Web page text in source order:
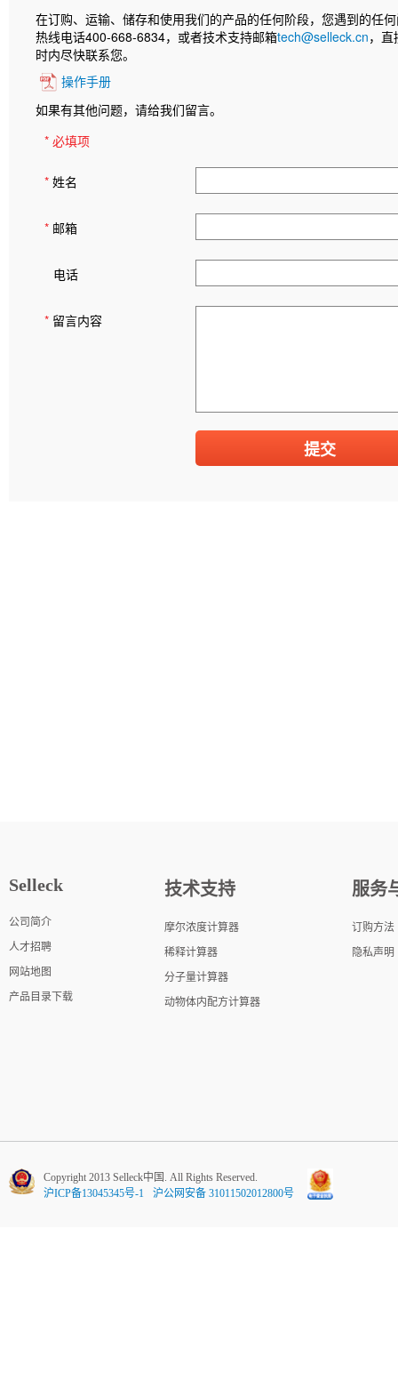
在订购、运输、储存和使用我们的产品的任何阶段，您遇到的任
热线电话400-668-6834，或者技术支持邮箱tech@selleck.cn，
时内尽快联系您。
操作手册
如果有其他问题，请给我们留言。
* 必填项
* 姓名
* 邮箱
电话
* 留言内容
Selleck
公司简介
人才招聘
网站地图
产品目录下载
技术支持
摩尔浓度计算器
稀释计算器
分子量计算器
动物体内配方计算器
服务
订购方法
隐私声明
Copyright 2013 Selleck中国. All Rights Reserved.
沪ICP备13045345号-1
沪公网安备 31011502012800号